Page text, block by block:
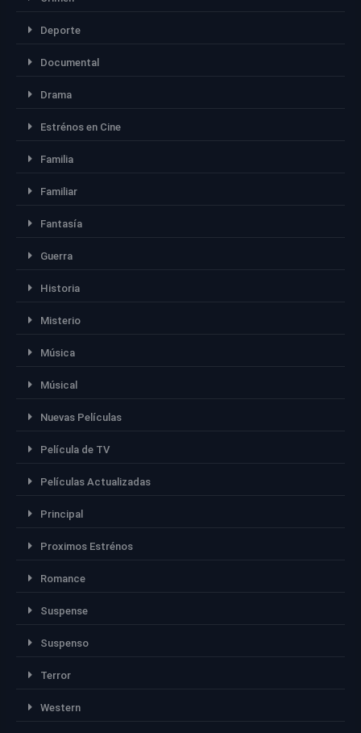
Deporte
Documental
Drama
Estrénos en Cine
Familia
Familiar
Fantasía
Guerra
Historia
Misterio
Música
Músical
Nuevas Películas
Película de TV
Películas Actualizadas
Principal
Proximos Estrénos
Romance
Suspense
Suspenso
Terror
Western